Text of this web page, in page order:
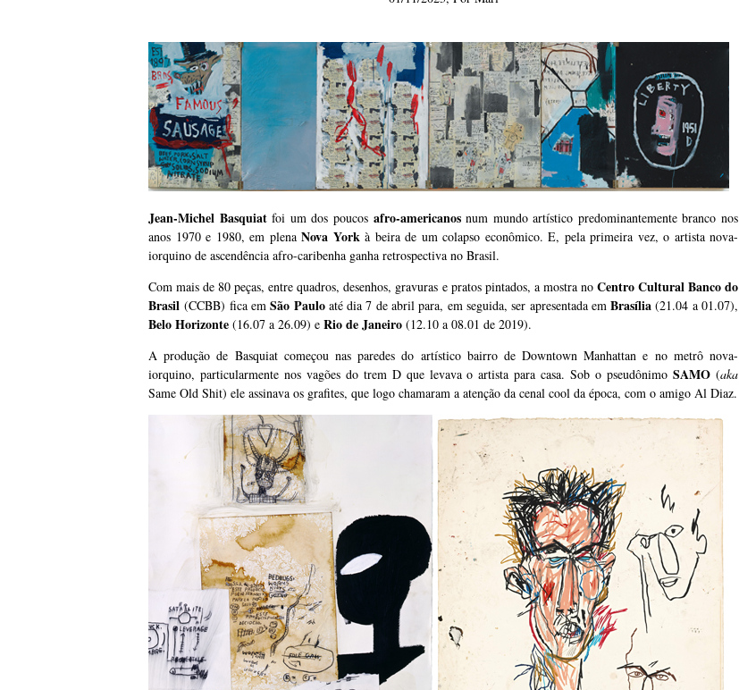
Jean-Michel Basquiatfoi um dos poucos afro-americanosnum mundo artístico predominantemente branco nos
anos 1970 e 1980, em plena Nova Yorkà beira de um colapso econômico. E, pela primeira vez, o artista nova-
iorquino de ascendência afro-caribenha ganha retrospectiva no Brasil.
Com mais de 80 peças, entre quadros, desenhos, gravuras e pratos pintados, a mostra no Centro Cultural Banco do
Brasil(CCBB) fica emSão Pauloaté dia 7 de abril para, em seguida, ser apresentada emBrasília (21.04 a 01.07),
Belo Horizonte (16.07 a 26.09) e Rio de Janeiro (12.10 a 08.01 de 2019).
A produção de Basquiat começou nas paredes do artístico bairro de Downtown Manhattan e no metrô nova-
iorquino, particularmente nos vagões do trem D que levava o artista para casa. Sob o pseudônimoSAMO (aka
Same Old Shit) ele assinava os grafites, que logo chamaram a atenção da cenal cool da época, com o amigo Al Diaz.